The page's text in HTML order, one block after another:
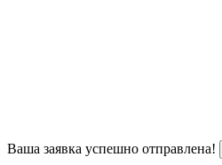
Ваша заявка успешно отправлена!